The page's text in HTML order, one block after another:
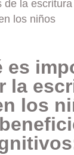
es
la
los